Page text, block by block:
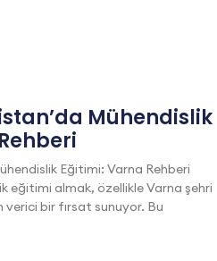
Mühendislik
Eğitimi: Varna Rehberi
eğitimi almak, özellikle Varna şehri
bir fırsat sunuyor. Bu